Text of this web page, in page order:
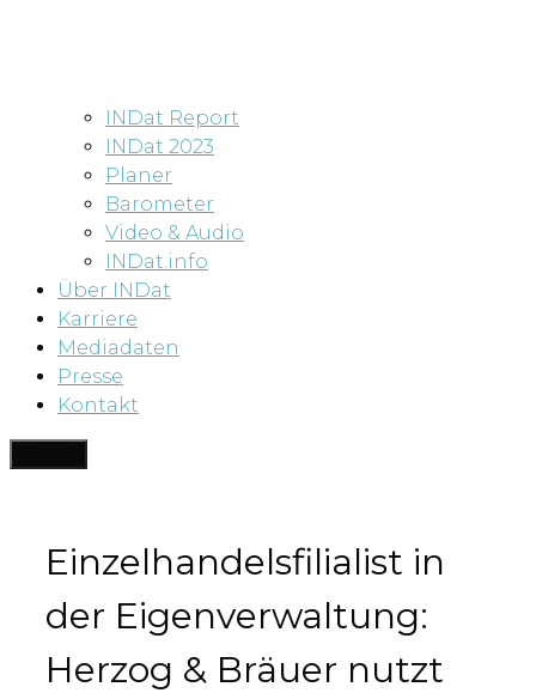
INDat Report
INDat 2023
Planer
Barometer
Video & Audio
INDat.info
Über INDat
Karriere
Mediadaten
Presse
Kontakt
Einzelhandelsfilialist in
der Eigenverwaltung:
Herzog & Bräuer nutzt